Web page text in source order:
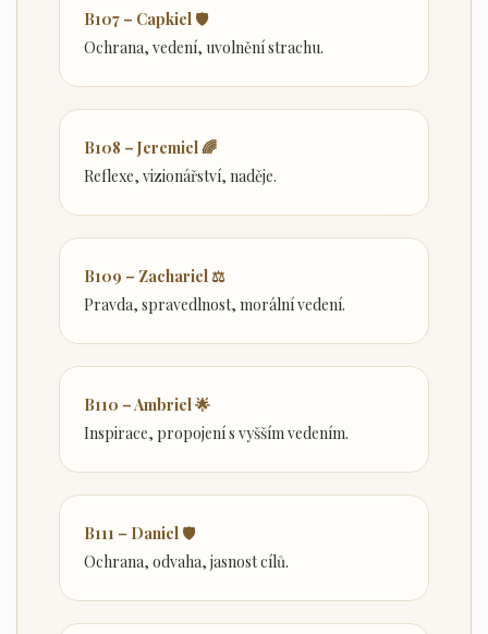
B107 – Capkiel 🛡️
Ochrana, vedení, uvolnění strachu.
B108 – Jeremiel 🌈
Reflexe, vizionářství, naděje.
B109 – Zachariel ⚖️
Pravda, spravedlnost, morální vedení.
B110 – Ambriel 🌟
Inspirace, propojení s vyšším vedením.
B111 – Daniel 🛡️
Ochrana, odvaha, jasnost cílů.